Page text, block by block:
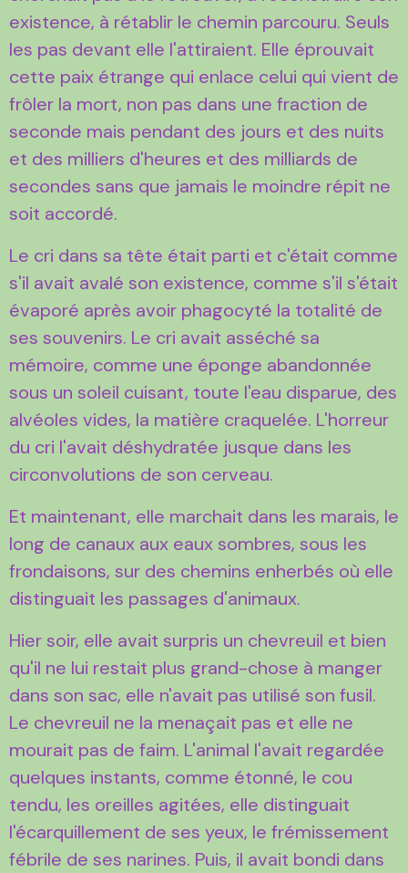
existence, à rétablir le chemin parcouru. Seuls
les pas devant elle l'attiraient. Elle éprouvait
cette paix étrange qui enlace celui qui vient de
frôler la mort, non pas dans une fraction de
seconde mais pendant des jours et des nuits
et des milliers d'heures et des milliards de
secondes sans que jamais le moindre répit ne
soit accordé.
Le cri dans sa tête était parti et c'était comme
s'il avait avalé son existence, comme s'il s'était
évaporé après avoir phagocyté la totalité de
ses souvenirs. Le cri avait asséché sa
mémoire, comme une éponge abandonnée
sous un soleil cuisant, toute l'eau disparue, des
alvéoles vides, la matière craquelée. L'horreur
du cri l'avait déshydratée jusque dans les
circonvolutions de son cerveau.
Et maintenant, elle marchait dans les marais, le
long de canaux aux eaux sombres, sous les
frondaisons, sur des chemins enherbés où elle
distinguait les passages d'animaux.
Hier soir, elle avait surpris un chevreuil et bien
qu'il ne lui restait plus grand-chose à manger
dans son sac, elle n'avait pas utilisé son fusil.
Le chevreuil ne la menaçait pas et elle ne
mourait pas de faim. L'animal l'avait regardée
quelques instants, comme étonné, le cou
tendu, les oreilles agitées, elle distinguait
l'écarquillement de ses yeux, le frémissement
fébrile de ses narines. Puis, il avait bondi dans